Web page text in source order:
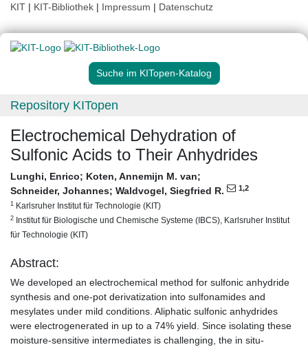
KIT | KIT-Bibliothek | Impressum | Datenschutz
Suche im KITopen-Katalog
Repository KITopen
Electrochemical Dehydration of
Sulfonic Acids to Their Anhydrides
Lunghi, Enrico; Koten, Annemijn M. van;
Schneider, Johannes; Waldvogel, Siegfried R. 1,2
1 Karlsruher Institut für Technologie (KIT)
2 Institut für Biologische und Chemische Systeme (IBCS), Karlsruher Institut
für Technologie (KIT)
Abstract:
We developed an electrochemical method for sulfonic anhydride
synthesis and one-pot derivatization into sulfonamides and
mesylates under mild conditions. Aliphatic sulfonic anhydrides
were electrogenerated in up to a 74% yield. Since isolating these
moisture-sensitive intermediates is challenging, the in situ-